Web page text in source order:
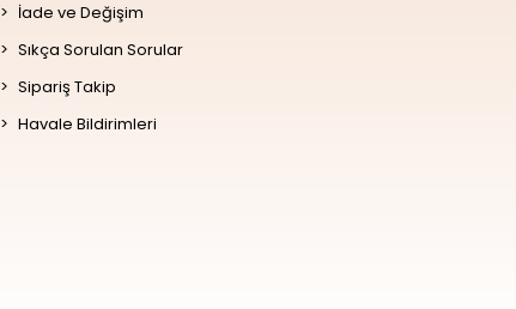
İade ve Değişim
Sıkça Sorulan Sorular
Sipariş Takip
Havale Bildirimleri